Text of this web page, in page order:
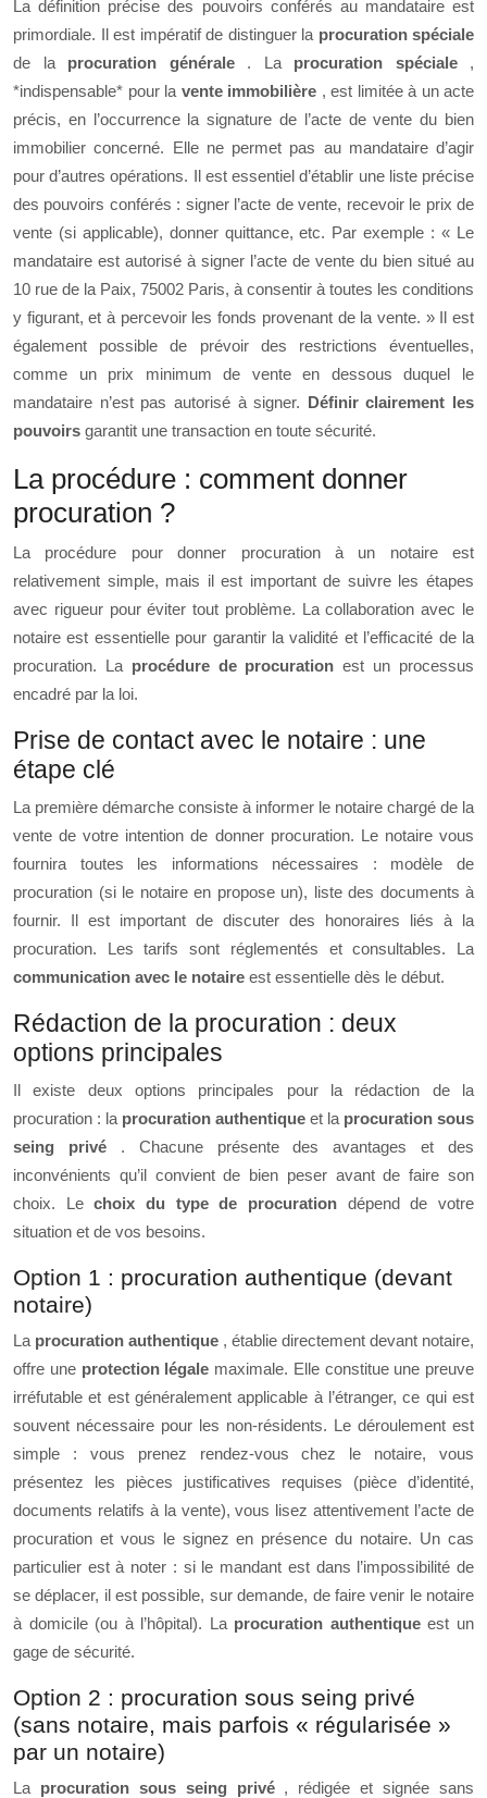
La définition précise des pouvoirs conférés au mandataire est
primordiale. Il est impératif de distinguer la procuration spéciale
de la procuration générale . La procuration spéciale ,
*indispensable* pour la vente immobilière , est limitée à un acte
précis, en l’occurrence la signature de l’acte de vente du bien
immobilier concerné. Elle ne permet pas au mandataire d’agir
pour d’autres opérations. Il est essentiel d’établir une liste précise
des pouvoirs conférés : signer l’acte de vente, recevoir le prix de
vente (si applicable), donner quittance, etc. Par exemple : « Le
mandataire est autorisé à signer l’acte de vente du bien situé au
10 rue de la Paix, 75002 Paris, à consentir à toutes les conditions
y figurant, et à percevoir les fonds provenant de la vente. » Il est
également possible de prévoir des restrictions éventuelles,
comme un prix minimum de vente en dessous duquel le
mandataire n’est pas autorisé à signer. Définir clairement les
pouvoirs garantit une transaction en toute sécurité.
La procédure : comment donner
procuration ?
La procédure pour donner procuration à un notaire est
relativement simple, mais il est important de suivre les étapes
avec rigueur pour éviter tout problème. La collaboration avec le
notaire est essentielle pour garantir la validité et l’efficacité de la
procuration. La procédure de procurationest un processus
encadré par la loi.
Prise de contact avec le notaire : une
étape clé
La première démarche consiste à informer le notaire chargé de la
vente de votre intention de donner procuration. Le notaire vous
fournira toutes les informations nécessaires : modèle de
procuration (si le notaire en propose un), liste des documents à
fournir. Il est important de discuter des honoraires liés à la
procuration. Les tarifs sont réglementés et consultables. La
communication avec le notaire est essentielle dès le début.
Rédaction de la procuration : deux
options principales
Il existe deux options principales pour la rédaction de la
procuration : la procuration authentique et la procuration sous
seing privé . Chacune présente des avantages et des
inconvénients qu’il convient de bien peser avant de faire son
choix. Lechoix du type de procuration dépend de votre
situation et de vos besoins.
Option 1 : procuration authentique (devant
notaire)
La procuration authentique , établie directement devant notaire,
offre une protection légale maximale. Elle constitue une preuve
irréfutable et est généralement applicable à l’étranger, ce qui est
souvent nécessaire pour les non-résidents. Le déroulement est
simple : vous prenez rendez-vous chez le notaire, vous
présentez les pièces justificatives requises (pièce d’identité,
documents relatifs à la vente), vous lisez attentivement l’acte de
procuration et vous le signez en présence du notaire. Un cas
particulier est à noter : si le mandant est dans l’impossibilité de
se déplacer, il est possible, sur demande, de faire venir le notaire
à domicile (ou à l’hôpital). La procuration authentiqueest un
gage de sécurité.
Option 2 : procuration sous seing privé
(sans notaire, mais parfois « régularisée »
par un notaire)
La procuration sous seing privé , rédigée et signée sans